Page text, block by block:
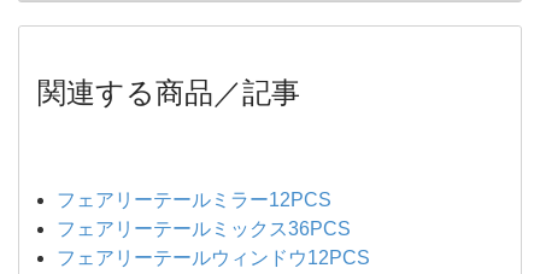
関連する商品／記事
フェアリーテールミラー12PCS
フェアリーテールミックス36PCS
フェアリーテールウィンドウ12PCS